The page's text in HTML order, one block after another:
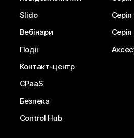
Slido
Вебінари
Події
Контакт-центр
CPaaS
Безпека
Control Hub